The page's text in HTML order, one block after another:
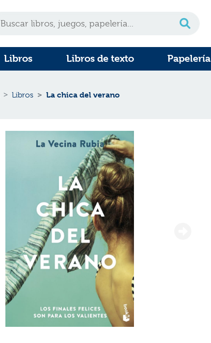
Libros Libros de texto Papelería
Libros La chica del verano